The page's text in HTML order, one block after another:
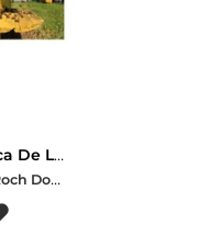
Le Traite Rustica De L'apiculture
Henri Clement-Roch Domerego